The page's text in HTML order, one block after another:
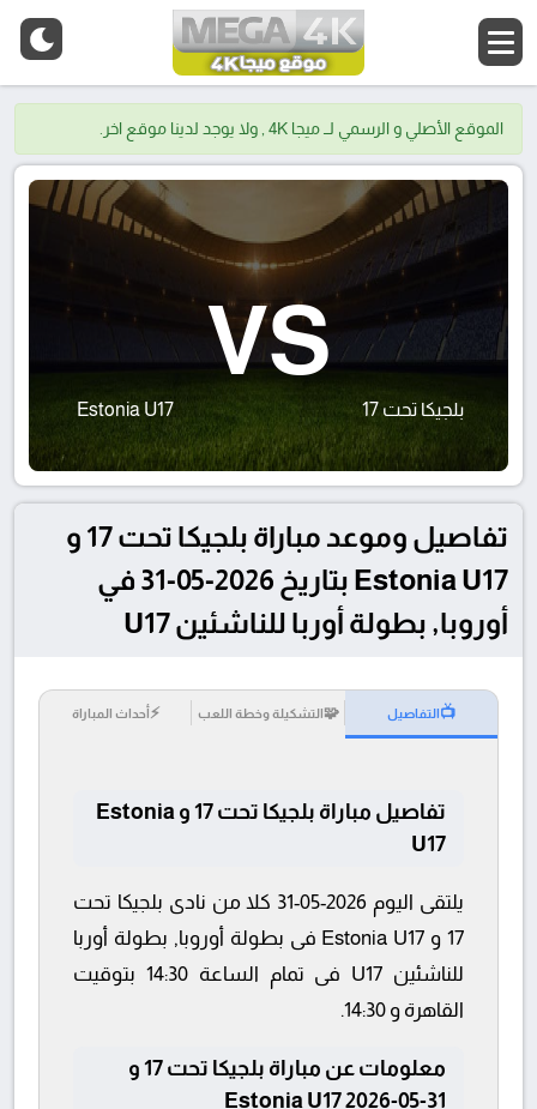
الموقع الأصلي و الرسمي لــ ميجا 4K , ولا يوجد لدينا موقع اخر.
بلجيكا تحت 17
VS
Estonia U17
تفاصيل وموعد مباراة بلجيكا تحت 17 و
Estonia U17 بتاريخ 2026-05-31 في
أوروبا, بطولة أوربا للناشئين U17
📺التفاصيل 🧩التشكيلة وخطة اللعب ⚡أحداث المباراة
تفاصيل مباراة بلجيكا تحت 17 و Estonia
U17
يلتقى اليوم 2026-05-31 كلا من نادى بلجيكا تحت
17 و Estonia U17 فى بطولة أوروبا, بطولة أوربا
للناشئين U17 فى تمام الساعة 14:30 بتوقيت
القاهرة و 14:30.
معلومات عن مباراة بلجيكا تحت 17 و
Estonia U17 2026-05-31